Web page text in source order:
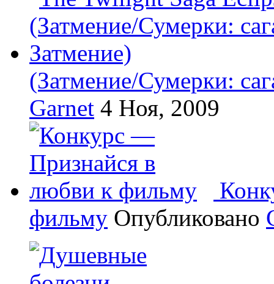
(Затмение/Сумерки:
Garnet 4 Ноя, 2009
фильму Опубликовано